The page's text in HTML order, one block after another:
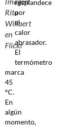
Rita
Willaert
en
Flickr
resplandece
por
el
calor
abrasador.
El
termómetro
marca
45
°C.
En
algún
momento,